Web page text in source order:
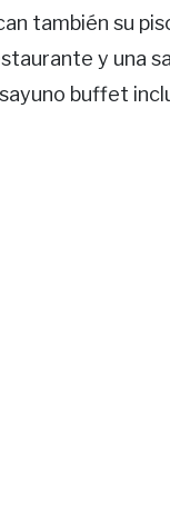
también su
y una
buffet